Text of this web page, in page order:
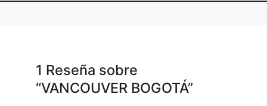
1 Reseña sobre
“VANCOUVER BOGOTÁ”